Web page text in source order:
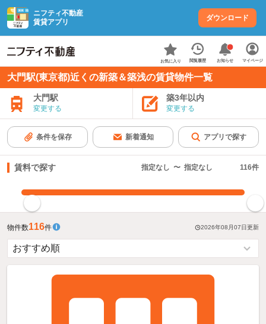
ニフティ不動産
賃貸アプリ
ダウンロード
お気に入り 閲覧履歴 お知らせ マイページ
大門駅(東京都)近くの新築＆築浅の賃貸物件一覧
大門駅
変更する
築3年以内
変更する
条件を保存 新着通知 アプリで探す
賃料で探す 指定なし 〜 指定なし 116件
物件数116件 2026年08月07日更新